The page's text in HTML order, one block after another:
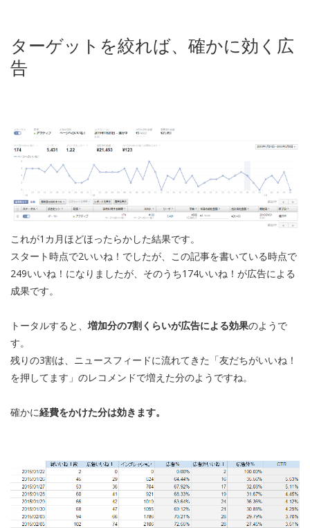
ターゲットを絞れば、確かに効く広
告
これが1カ月ほどほったらかした結果です。
スタート時点で2いいね！でしたが、この記事を書いている時点で
249いいね！になりましたが、そのうち174いいね！が広告による
成果です。
トータルすると、 増加分の7割くらいが広告による効果のようで
す。
残りの3割は、ニュースフィードに流れてきた「友だちがいいね！
を押してます」のレコメンドで増えた分のようですね。
確かに経費をかけた分は効きます。